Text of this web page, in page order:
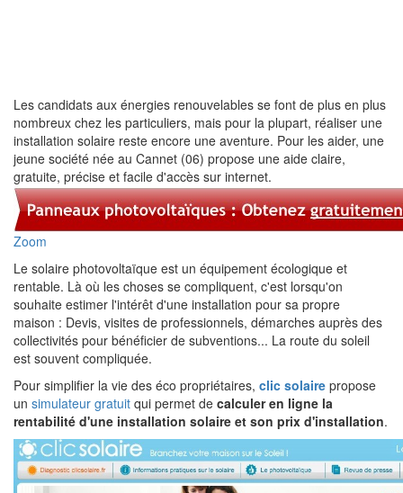
Les candidats aux énergies renouvelables se font de plus en plus
nombreux chez les particuliers, mais pour la plupart, réaliser une
installation solaire reste encore une aventure. Pour les aider, une
jeune société née au Cannet (06) propose une aide claire,
gratuite, précise et facile d'accès sur internet.
Zoom
Le solaire photovoltaïque est un équipement écologique et
rentable. Là où les choses se compliquent, c'est lorsqu'on
souhaite estimer l'intérêt d'une installation pour sa propre
maison : Devis, visites de professionnels, démarches auprès des
collectivités pour bénéficier de subventions... La route du soleil
est souvent compliquée.
Pour simplifier la vie des éco propriétaires, clic solaire propose
un simulateur gratuit qui permet de calculer en ligne la
rentabilité d'une installation solaire et son prix d'installation.